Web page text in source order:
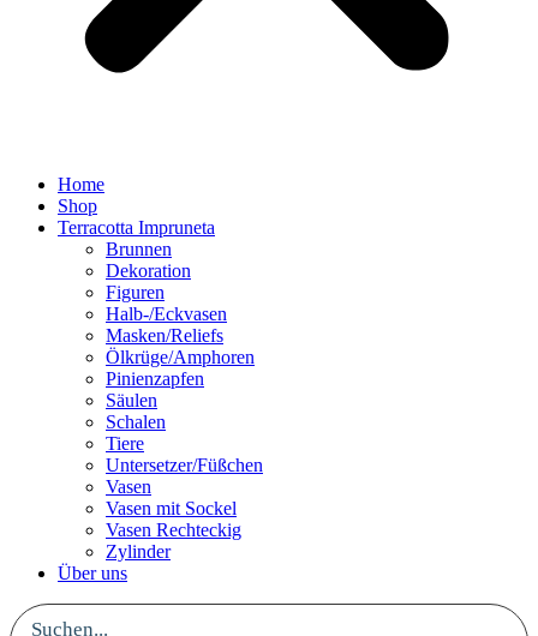
Home
Shop
Terracotta Impruneta
Brunnen
Dekoration
Figuren
Halb-/Eckvasen
Masken/Reliefs
Ölkrüge/Amphoren
Pinienzapfen
Säulen
Schalen
Tiere
Untersetzer/Füßchen
Vasen
Vasen mit Sockel
Vasen Rechteckig
Zylinder
Über uns